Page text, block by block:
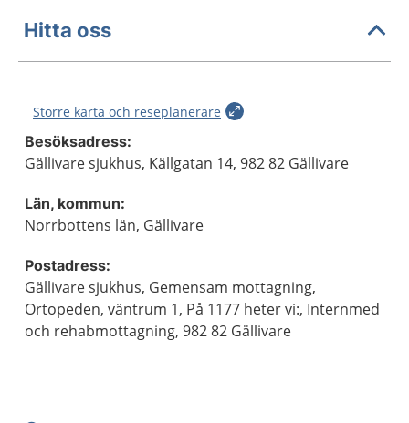
Hitta oss
Större karta och reseplanerare
Besöksadress:
Gällivare sjukhus, Källgatan 14, 982 82 Gällivare
Län, kommun:
Norrbottens län, Gällivare
Postadress:
Gällivare sjukhus, Gemensam mottagning,
Ortopeden, väntrum 1, På 1177 heter vi:, Internmed
och rehabmottagning, 982 82 Gällivare